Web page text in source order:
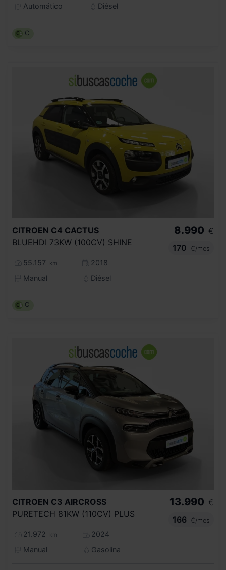
Automático
Diésel
C
CITROEN C4 CACTUS
BLUEHDI 73KW (100CV) SHINE
55.157 km
2018
Manual
Diésel
8.990 €
170
€/mes
C
CITROEN C3 AIRCROSS
PURETECH 81KW (110CV) PLUS
21.972 km
2024
Manual
Gasolina
13.990 €
166
€/mes